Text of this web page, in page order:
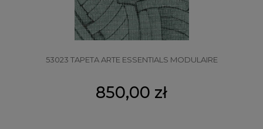
53023 TAPETA ARTE ESSENTIALS MODULAIRE
850,00 zł